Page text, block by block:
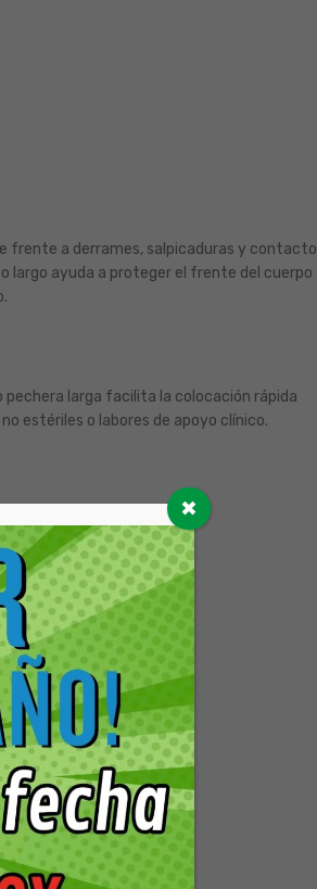
frente a derrames, salpicaduras y contacto
largo ayuda a proteger el frente del cuerpo
larga facilita la colocación rápida
estériles o labores de apoyo clínico.
✖